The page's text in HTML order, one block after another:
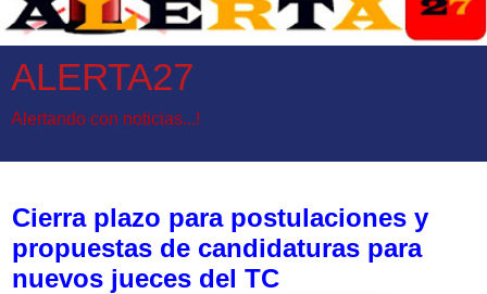
ALERTA27
Alertando con noticias...!
Cierra plazo para postulaciones y
propuestas de candidaturas para
nuevos jueces del TC